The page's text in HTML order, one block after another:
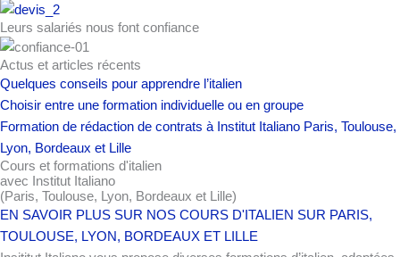
Leurs salariés nous font confiance
Actus et articles récents
Quelques conseils pour apprendre l’italien
Choisir entre une formation individuelle ou en groupe
Formation de rédaction de contrats à Institut Italiano Paris, Toulouse,
Lyon, Bordeaux et Lille
Cours et formations d'italien
avec Institut Italiano
(Paris, Toulouse, Lyon, Bordeaux et Lille)
EN SAVOIR PLUS SUR NOS COURS D'ITALIEN SUR PARIS,
TOULOUSE, LYON, BORDEAUX ET LILLE